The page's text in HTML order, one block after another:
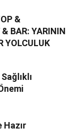
&
BAR: YARININ
YOLCULUK
Hazır